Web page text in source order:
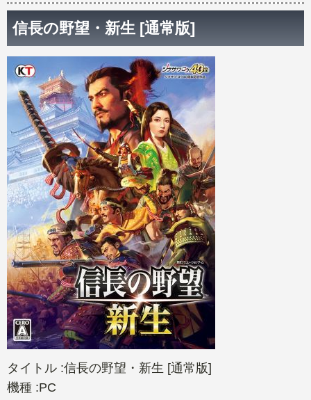
信長の野望・新生 [通常版]
タイトル :信長の野望・新生 [通常版]
機種 :PC